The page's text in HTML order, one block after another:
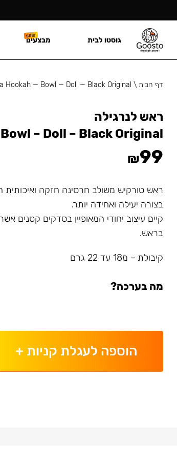
דף הבית\
Hookah — Bowl — Doll — Black Original
ראש לנרגילה
– Doll – Black Original
₪99
ראש טורקיש משולב חרסינה חזקה
בצורה יעילה ואחידה יותר.
קיים עיצוב יחודי המאופיין בסדקים קטנים
בראש.
קיבולת – מ18 עד 22 גרם
מה בערכה?
הוספה לעגלת קניות +
גוסטו לבית מבצעים